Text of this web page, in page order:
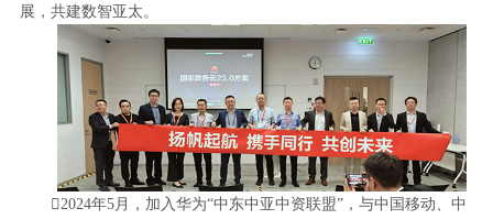
展，共建数智亚太。
2024年5月，加入华为“中东中亚中资联盟”，与中国移动、中